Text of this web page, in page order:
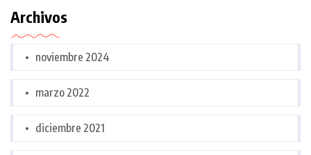
Archivos
noviembre 2024
marzo 2022
diciembre 2021